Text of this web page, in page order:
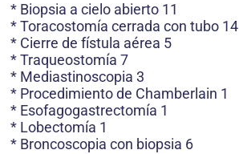
* Biopsia a cielo abierto 11
* Toracostomía cerrada con tubo 14
* Cierre de fístula aérea 5
* Traqueostomía 7
* Mediastinoscopia 3
* Procedimiento de Chamberlain 1
* Esofagogastrectomía 1
* Lobectomía 1
* Broncoscopia con biopsia 6